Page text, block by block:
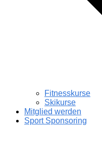
Fitnesskurse
Skikurse
Mitglied werden
Sport Sponsoring